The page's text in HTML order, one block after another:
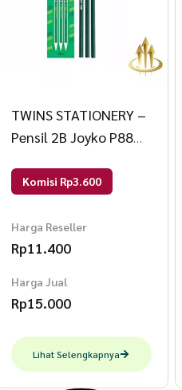
TWINS STATIONERY –
Pensil 2B Joyko P88
Hijau
Komisi Rp3.600
Harga Reseller
Rp11.400
Harga Jual
Rp15.000
Lihat Selengkapnya